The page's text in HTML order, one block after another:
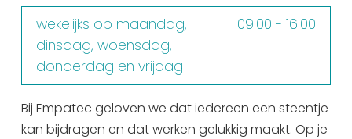
Routes
Veel bezochte pagina's:
Top 10 leuke dingen
Vakantie vieren in Sneek
wekelijks op maandag,
dinsdag, woensdag,
donderdag en vrijdag
09:00 - 16:00
Bij Empatec geloven we dat iedereen een steentje
kan bijdragen en dat werken gelukkig maakt. Op je